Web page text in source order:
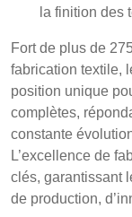
la finition des
Fort de plus de
fabrication textile,
position unique
complètes,
constante
L’excellence de
clés, garantissant
de production,